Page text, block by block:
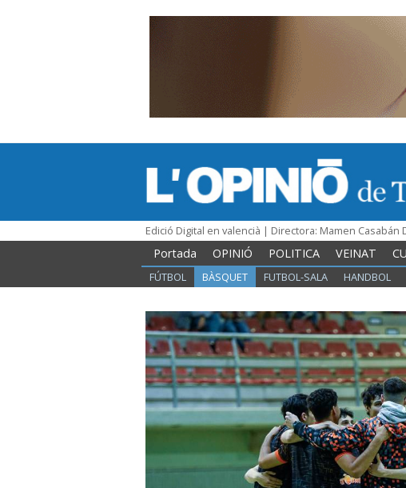
Edició Digital en valencià | Directora: Mamen Casabán
Portada OPINIÓ POLITICA VEINAT
FÚTBOL BÀSQUET FUTBOL-SALA HANDBOL